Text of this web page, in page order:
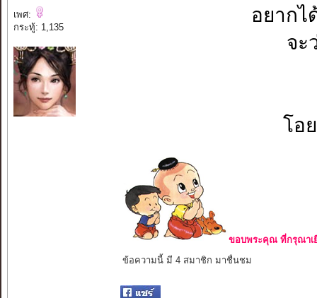
เพศ:
กระทู้: 1,135
อยากไ
จะ
โอ
ขอบพระคุณ ที่กรุณาเ
ข้อความนี้ มี 4 สมาชิก มาชื่นชม